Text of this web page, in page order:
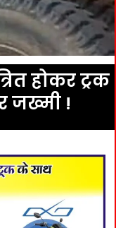
होकर ट्रक
जख्मी !